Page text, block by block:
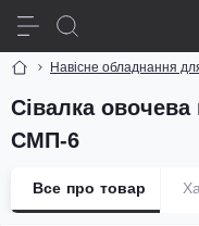
Навісне обладнання
Сівалка
СМП-6
Все про товар